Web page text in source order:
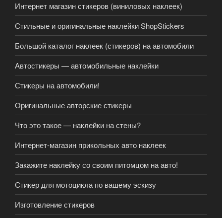
Интернет магазин стикеров (виниловых наклеек)
Стильные и оригинальные наклейки ShopStickers
Большой каталог наклеек (стикеров) на автомобили
Автостикеры — автомобильные наклейки
Стикеры на автомобили!
Оригинальные авторские стикеры
Что это такое — наклейки на стены?
Интернет-магазин прикольных авто наклеек
Закажите наклейку со своим питомцом на авто!
Стикер для мотоцикла по вашему эскизу
Изготовление стикеров